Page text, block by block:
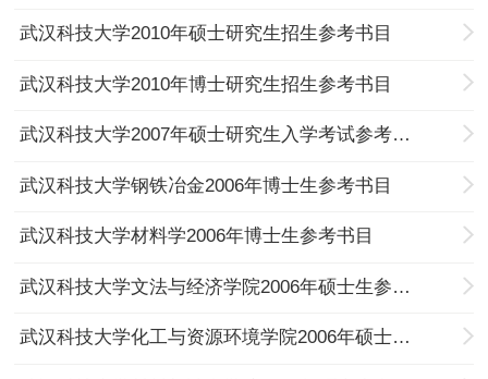
武汉科技大学2010年硕士研究生招生参考书目
武汉科技大学2010年博士研究生招生参考书目
武汉科技大学2007年硕士研究生入学考试参考书目
武汉科技大学钢铁冶金2006年博士生参考书目
武汉科技大学材料学2006年博士生参考书目
武汉科技大学文法与经济学院2006年硕士生参考书目
武汉科技大学化工与资源环境学院2006年硕士生参考书目